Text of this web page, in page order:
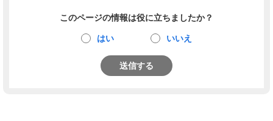
このページの情報は役に立ちましたか？
はい いいえ
送信する